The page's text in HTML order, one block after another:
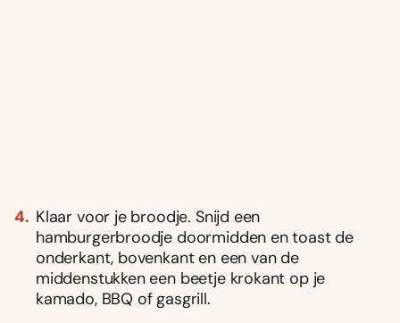
Klaar voor je broodje. Snijd een
hamburgerbroodje doormidden en toast de
onderkant, bovenkant en een van de
middenstukken een beetje krokant op je
kamado, BBQ of gasgrill.